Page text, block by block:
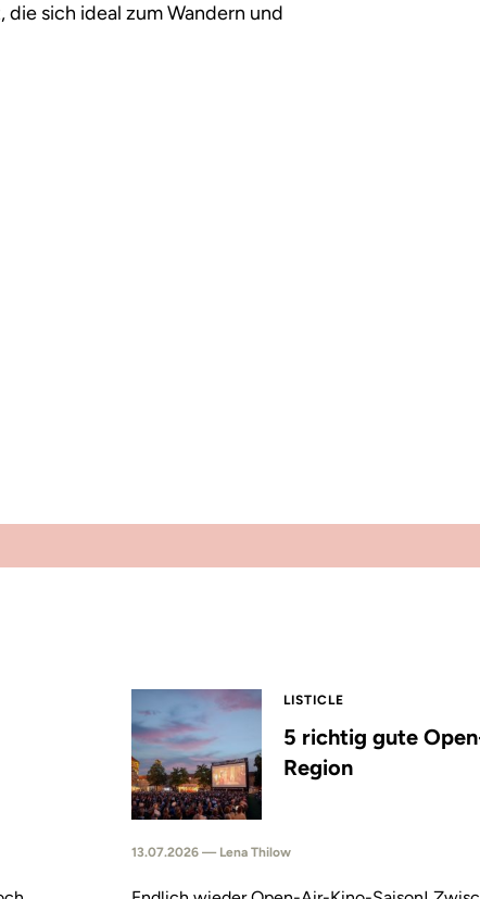
sich ideal zum Wandern und
LISTICLE
5 richtig gute
Region
13.07.2026 — Lena Thilow